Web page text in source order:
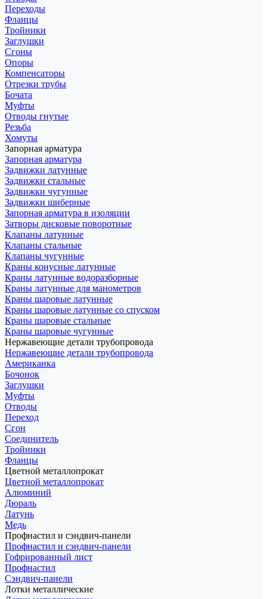
Переходы
Фланцы
Тройники
Заглушки
Сгоны
Опоры
Компенсаторы
Отрезки трубы
Бочата
Муфты
Отводы гнутые
Резьба
Хомуты
Запорная арматура
Запорная арматура
Задвижки латунные
Задвижки стальные
Задвижки чугунные
Задвижки шиберные
Запорная арматура в изоляции
Затворы дисковые поворотные
Клапаны латунные
Клапаны стальные
Клапаны чугунные
Краны конусные латунные
Краны латунные водоразборные
Краны латунные для манометров
Краны шаровые латунные
Краны шаровые латунные со спуском
Краны шаровые стальные
Краны шаровые чугунные
Нержавеющие детали трубопровода
Нержавеющие детали трубопровода
Американка
Бочонок
Заглушки
Муфты
Отводы
Переход
Сгон
Соединитель
Тройники
Фланцы
Цветной металлопрокат
Цветной металлопрокат
Алюминий
Дюраль
Латунь
Медь
Профнастил и сэндвич-панели
Профнастил и сэндвич-панели
Гофрированный лист
Профнастил
Сэндвич-панели
Лотки металлические